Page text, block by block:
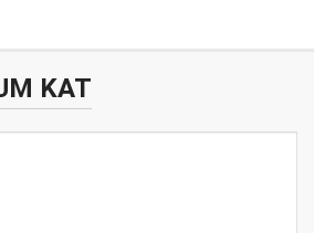
KAT